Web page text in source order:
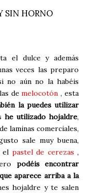
SIN HORNO
el dulce y además
veces las preparo
no aún no la habéis
demelocotón , esta
la puedes utilizar
he utilizado hojaldre,
laminas comerciales,
sale muy buena,
el pastel de cerezas ,
podéis encontrar
aparece arriba a la
hojaldre y te salen